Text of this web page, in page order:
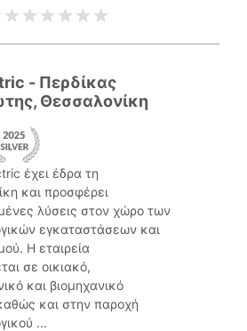
- Περδίκας
Θεσσαλονίκη
έχει έδρα τη
και προσφέρει
λύσεις στον χώρο των
εγκαταστάσεων και
Η εταιρεία
σε οικιακό,
και βιομηχανικό
και στην παροχή
...